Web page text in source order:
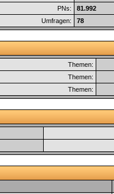
PNs: 81.992
Umfragen: 78
Themen:
Themen:
Themen: